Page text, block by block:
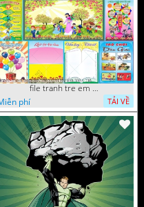
file tranh tre em mam non tieu hoc va hoc sinh 300 x 230
phí
TẢI VỀ